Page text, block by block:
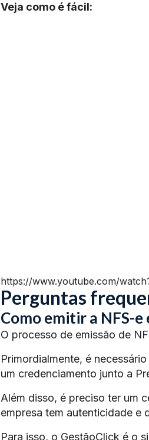
Veja como é fácil:
https://www.youtube.com/
Perguntas
Como emitir a NFS-e
O processo de emissão de
Primordialmente, é
um credenciamento junto a
Além disso, é preciso ter um
empresa tem autenticidade e
Para isso, o GestãoClick é o